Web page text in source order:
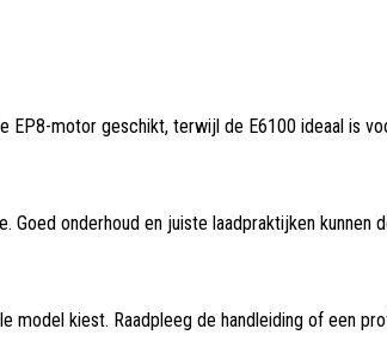
EP8-motor geschikt, terwijl de E6100 ideaal is
onderhoud en juiste laadpraktijken kunnen
kiest. Raadpleeg de handleiding of een